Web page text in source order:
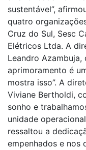
sustentável”,
quatro
Cruz do Sul, Sesc
Elétricos Ltda. A
Leandro Azambuja,
aprimoramento é
mostra isso”. A
Viviane Bertholdi,
sonho e
unidade
ressaltou a
empenhados e nos